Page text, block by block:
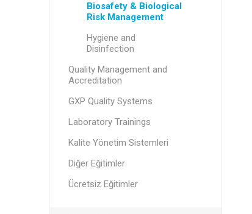
Biosafety & Biological
Risk Management
Hygiene and
Disinfection
Quality Management and
Accreditation
GXP Quality Systems
Laboratory Trainings
Kalite Yönetim Sistemleri
Diğer Eğitimler
Ücretsiz Eğitimler